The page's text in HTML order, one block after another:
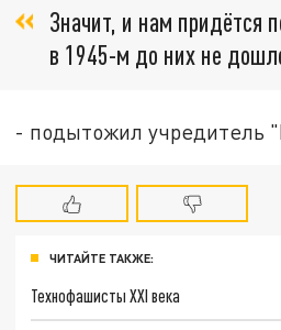
Значит, и нам придётся
в 1945-м до них не
- подытожил учредитель
ЧИТАЙТЕ ТАКЖЕ:
Технофашисты XXI века